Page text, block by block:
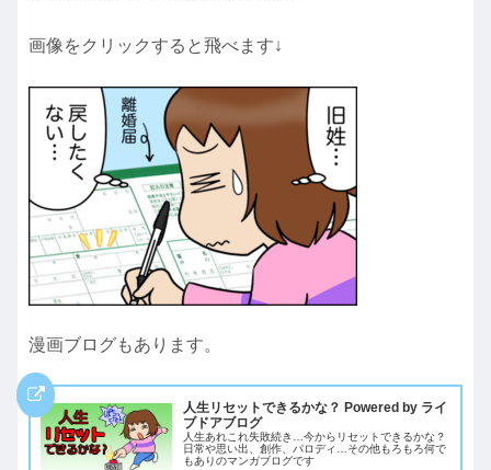
画像をクリックすると飛べます↓
漫画ブログもあります。
人生リセットできるかな？ Powered by ライ
ブドアブログ
人生あれこれ失敗続き…今からリセットできるかな？
日常や思い出、創作、パロディ…その他もろもろ何で
もありのマンガブログです